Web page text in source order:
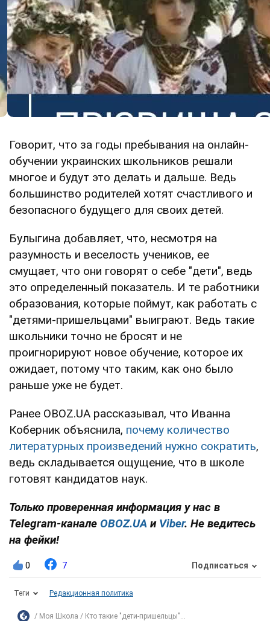
Говорит, что за годы пребывания на онлайн-
обучении украинских школьников решали
многое и будут это делать и дальше. Ведь
большинство родителей хотят счастливого и
безопасного будущего для своих детей.
Булыгина добавляет, что, несмотря на
разумность и веселость учеников, ее
смущает, что они говорят о себе "дети", ведь
это определенный показатель. И те работники
образования, которые поймут, как работать с
"детями-пришельцами" выиграют. Ведь такие
школьники точно не бросят и не
проигнорируют новое обучение, которое их
ожидает, потому что таким, как оно было
раньше уже не будет.
Ранее OBOZ.UA рассказывал, что Иванна
Коберник объяснила, почему количество
литературных произведений нужно сократить,
ведь складывается ощущение, что в школе
готовят кандидатов наук.
Только проверенная информация у нас в
Telegram-канале OBOZ.UA и Viber. Не ведитесь
на фейки!
0 7 Подписаться
Теги Редакционная политика
Моя Школа Кто такие "дети-пришельцы"...